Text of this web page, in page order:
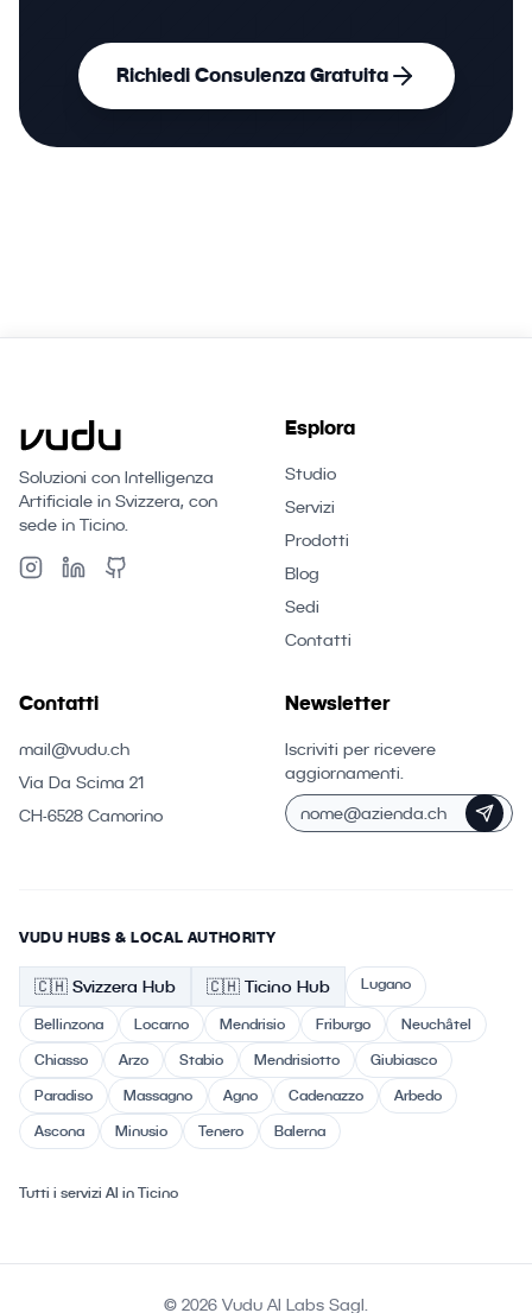
Richiedi Consulenza Gratuita
Soluzioni con Intelligenza
Artificiale in Svizzera, con
sede in Ticino.
Esplora
Studio
Servizi
Prodotti
Blog
Sedi
Contatti
Contatti
mail@vudu.ch
Via Da Scima 21
CH-6528 Camorino
Newsletter
Iscriviti per ricevere
aggiornamenti.
VUDU HUBS & LOCAL AUTHORITY
🇨🇭 Svizzera Hub 🇨🇭 Ticino Hub Lugano
Bellinzona Locarno Mendrisio Friburgo
Neuchâtel
Chiasso
Arzo Stabio Mendrisiotto
Giubiasco
Paradiso
Massagno Agno Cadenazzo
Arbedo
Ascona
Minusio Tenero Balerna
Tutti i servizi AI in Ticino
© 2026 Vudu AI Labs Sagl.